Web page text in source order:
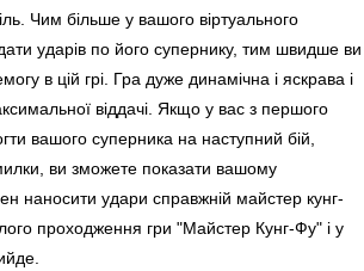
Чим більше у вашого віртуального
ударів по його супернику, тим швидше ви
в цій грі. Гра дуже динамічна і яскрава і
віддачі. Якщо у вас з першого
вашого суперника на наступний бій,
ви зможете показати вашому
наносити удари справжній майстер кунг-
проходження гри "Майстер Кунг-Фу" і у